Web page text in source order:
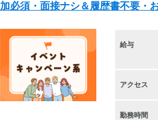
加必須・面接ナシ＆履歴書不要・
給与
アクセス
勤務時間